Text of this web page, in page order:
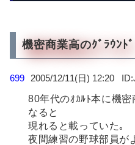
機密商業高のｸﾞﾗｳﾝﾄﾞ
699 2005/12/11(日) 12:20
80年代のｵｶﾙﾄ本に機密
なると
現れると載っていた｡
夜間練習の野球部員が